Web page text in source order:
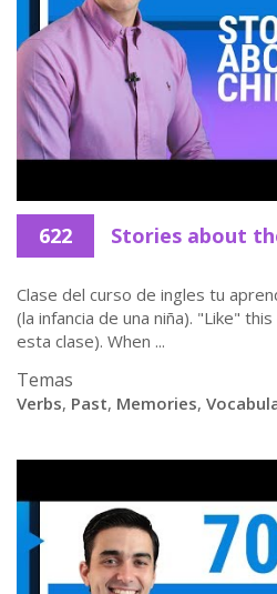
622 Stories about
Clase del curso de ingles tu
(la infancia de una niña). "Like"
esta clase). When ...
Temas
Verbs, Past, Memories,